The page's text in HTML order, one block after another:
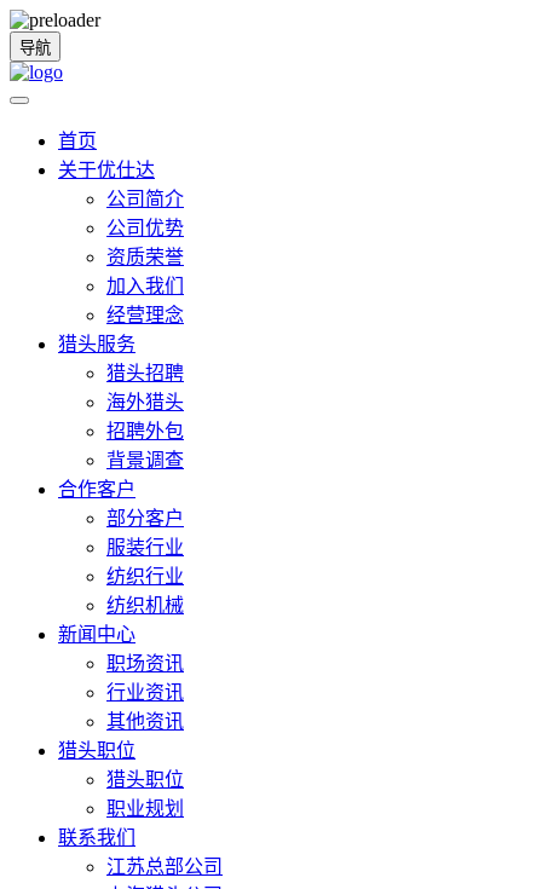
导航
首页
关于优仕达
公司简介
公司优势
资质荣誉
加入我们
经营理念
猎头服务
猎头招聘
海外猎头
招聘外包
背景调查
合作客户
部分客户
服装行业
纺织行业
纺织机械
新闻中心
职场资讯
行业资讯
其他资讯
猎头职位
猎头职位
职业规划
联系我们
江苏总部公司